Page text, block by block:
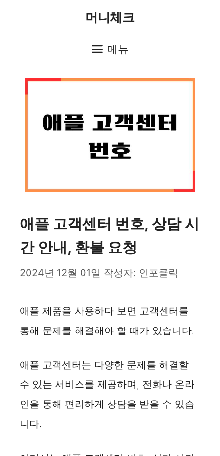
머니체크
메뉴
애플 고객센터 번호, 상담 시
간 안내, 환불 요청
2024년 12월 01일 작성자: 인포클릭
애플 제품을 사용하다 보면 고객센터를
통해 문제를 해결해야 할 때가 있습니다.
애플 고객센터는 다양한 문제를 해결할
수 있는 서비스를 제공하며, 전화나 온라
인을 통해 편리하게 상담을 받을 수 있습
니다.